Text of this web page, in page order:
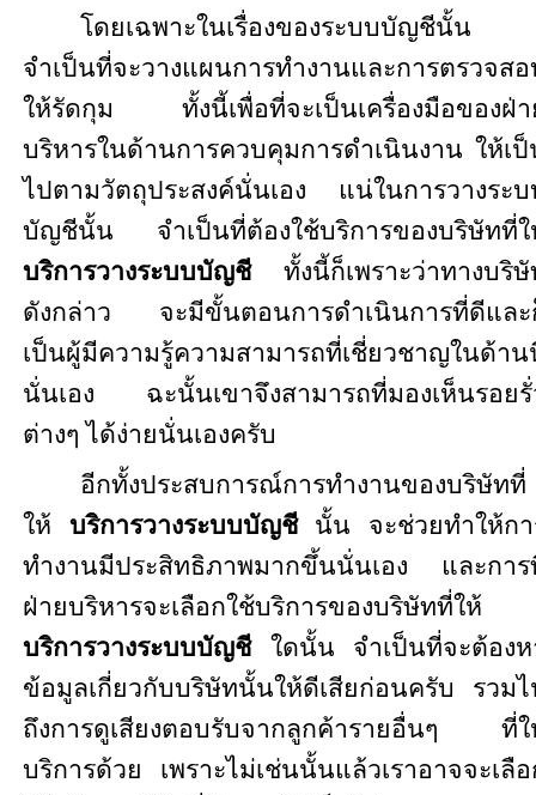
โดยเฉพาะในเรื่องของระบบบัญชีนั้น
จำเป็นที่จะวางแผนการทำงานและการตรวจส
ให้รัดกุม ทั้งนี้เพื่อที่จะเป็นเครื่องมือของฝ่า
บริหารในด้านการควบคุมการดำเนินงาน ให้เ
ไปตามวัตถุประสงค์นั่นเอง แน่ในการวางระ
บัญชีนั้น จำเป็นที่ต้องใช้บริการของบริษัทที่ใ
บริการวางระบบบัญชี ทั้งนี้ก็เพราะว่าทางบริ
ดังกล่าว จะมีขั้นตอนการดำเนินการที่ดีและ
เป็นผู้มีความรู้ความสามารถที่เชี่ยวชาญในด้า
นั่นเอง ฉะนั้นเขาจึงสามารถที่มองเห็นรอยรั่
ต่างๆ ได้ง่ายนั่นเองครับ
อีกทั้งประสบการณ์การทำงานของบริษัทที่
ให้ บริการวางระบบบัญชีนั้น จะช่วยทำให้กา
ทำงานมีประสิทธิภาพมากขึ้นนั่นเอง และการ
ฝ่ายบริหารจะเลือกใช้บริการของบริษัทที่ให้
บริการวางระบบบัญชีใดนั้น จำเป็นที่จะต้องห
ข้อมูลเกี่ยวกับบริษัทนั้นให้ดีเสียก่อนครับ รวม
ถึงการดูเสียงตอบรับจากลูกค้ารายอื่นๆ ที่ใ
บริการด้วย เพราะไม่เช่นนั้นแล้วเราอาจจะเลื